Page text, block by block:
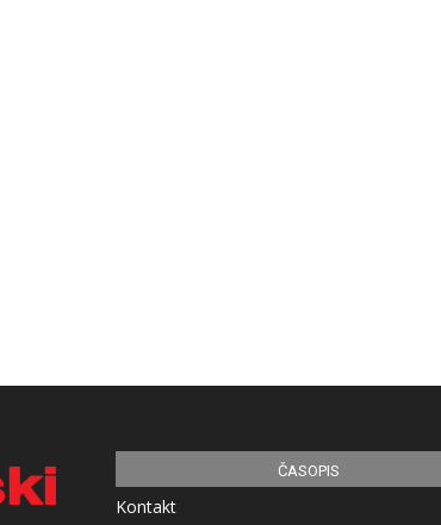
ČASOPIS
Kontakt